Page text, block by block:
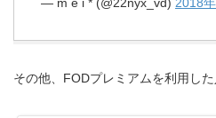
その他、FODプレミアムを利用し